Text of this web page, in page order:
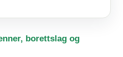
borettslag og